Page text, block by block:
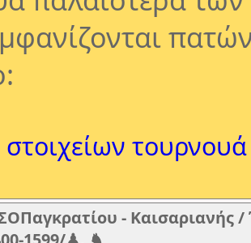
τουρνουά
- Καισαριανής